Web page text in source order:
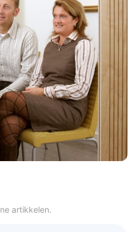
artikkelen.